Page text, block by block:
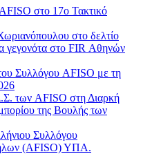
στο 17ο Τακτικό
στο δελτίο
γεγονότα στο FIR Αθηνών
Συλλόγου AFISO με τη
των AFISO στη Διαρκή
της Βουλής των
Συλλόγου
(AFISO) ΥΠΑ.